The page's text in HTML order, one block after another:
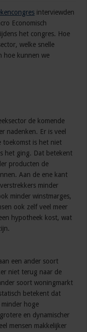
interviewden
Economisch
het congres. Hoe
welke snelle
hoe kunnen we
de komende
nadenken. Er is veel
toekomst is het niet
het ging. Dat betekent
producten de
Aan de ene kant
minder
minder winstmarges,
ook zelf veel meer
hypotheek kost, wat
een ander soort
niet terug naar de
soort woningmarkt
betekent dat
minder hoge
en dynamischer
mensen makkelijker